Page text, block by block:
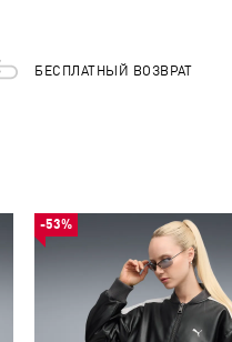
БЕСПЛАТНЫЙ ВОЗВРАТ
-53%